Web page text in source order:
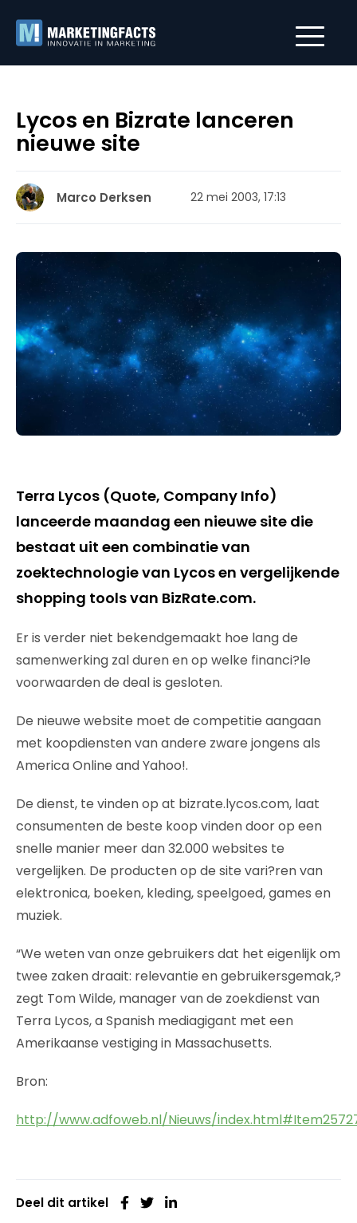
Lycos en Bizrate lanceren
nieuwe site
Marco Derksen 22 mei 2003, 17:13
Terra Lycos (Quote, Company Info)
lanceerde maandag een nieuwe site die
bestaat uit een combinatie van
zoektechnologie van Lycos en vergelijkende
shopping tools van BizRate.com.
Er is verder niet bekendgemaakt hoe lang de
samenwerking zal duren en op welke financi?le
voorwaarden de deal is gesloten.
De nieuwe website moet de competitie aangaan
met koopdiensten van andere zware jongens als
America Online and Yahoo!.
De dienst, te vinden op at bizrate.lycos.com, laat
consumenten de beste koop vinden door op een
snelle manier meer dan 32.000 websites te
vergelijken. De producten op de site vari?ren van
elektronica, boeken, kleding, speelgoed, games en
muziek.
“We weten van onze gebruikers dat het eigenlijk om
twee zaken draait: relevantie en gebruikersgemak,?
zegt Tom Wilde, manager van de zoekdienst van
Terra Lycos, a Spanish mediagigant met een
Amerikaanse vestiging in Massachusetts.
Bron:
http://www.adfoweb.nl/Nieuws/
Deel dit artikel